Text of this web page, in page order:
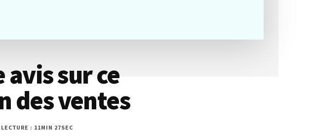
sur ce
des ventes
: 11MIN 27SEC